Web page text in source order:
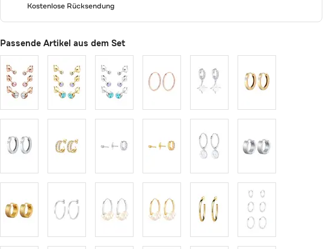
Kostenlose Rücksendung
Passende Artikel aus dem Set